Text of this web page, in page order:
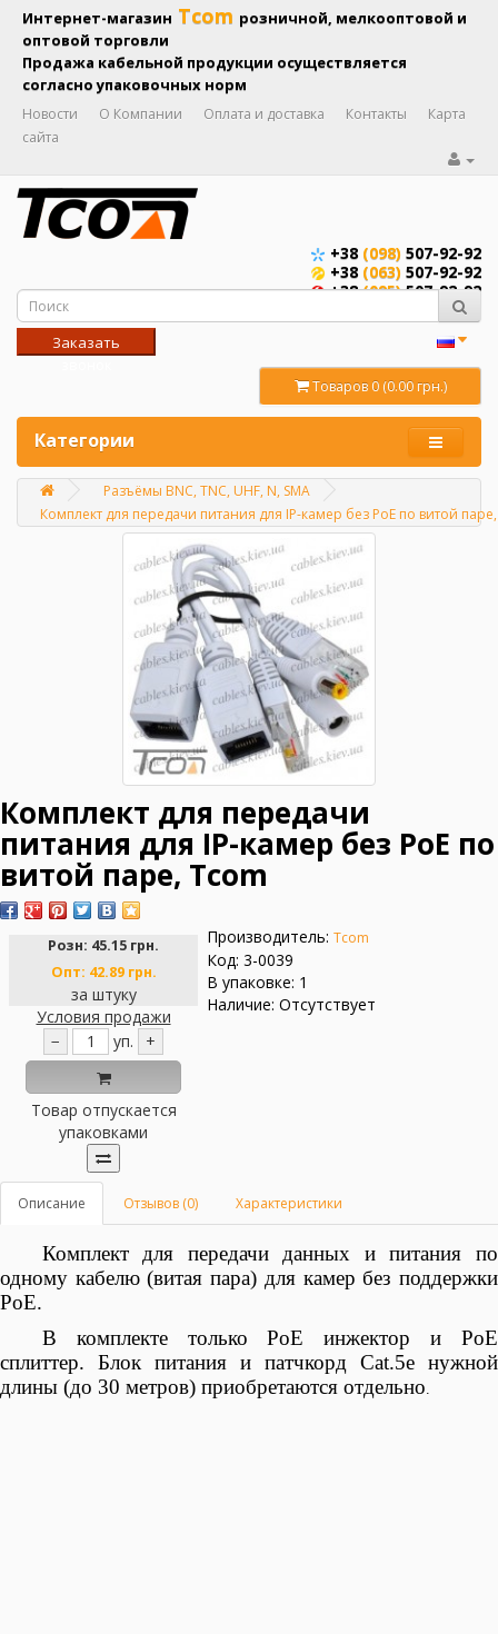
Интернет-магазин Tcom розничной, мелкооптовой и
оптовой торговли
Продажа кабельной продукции осуществляется
согласно упаковочных норм
Новости О Компании Оплата и доставка Контакты
Карта
сайта
+38 (098) 507-92-92
+38 (063) 507-92-92
+38(095)507-92-92
Заказать
Товаров 0 (0.00 грн.)
Категории
Разъёмы BNC, TNC, UHF, N, SMA
Комплект для передачи питания для IP-камер без PoE по витой
Комплект для передачи
питания для IP-камер без PoE по
витой паре, Tcom
Розн: 45.15 грн.
Опт: 42.89 грн.
за штуку
Условия продажи
−
уп. +
Товар отпускается
упаковками
Производитель: Tcom
Код: 3-0039
В упаковке: 1
Наличие: Отсутствует
Описание Отзывов (0) Характеристики
Комплект для передачи
данных и питания по
одному кабелю (витая пара) для камер без поддержки
PoE.
В комплекте только PoE инжектор и PoE
сплиттер. Блок питания и патчкорд Cat.5e нужной
длины (до 30 метров) приобретаются отдельно.